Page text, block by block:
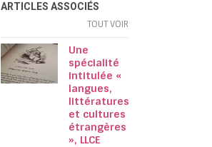
ARTICLES ASSOCIÉS
TOUT VOIR
Une
spécialité
intitulée «
langues,
littératures
et cultures
étrangères
», LLCE